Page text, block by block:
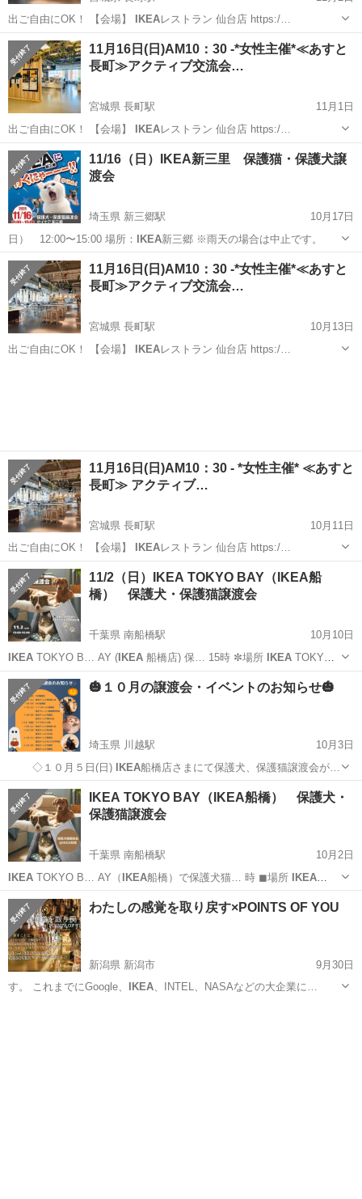
出ご自由にOK！ 【会場】
IKEAレストラン 仙台店 https:/…
宮城 仙台市 長町駅 その他
11月16日(日)AM10：30 -*女性主催*≪あすと
長町≫アクティブ交流会…
宮城県 長町駅
11月1日
出ご自由にOK！ 【会場】
IKEAレストラン 仙台店 https:/…
宮城 仙台市 長町駅 あすと長町
11/16（日）IKEA新三里 保護猫・保護犬譲
渡会
埼玉県 新三郷駅
10月17日
日） 12:00〜15:00 場所： IKEA新三郷 ※雨天の場合は中止です。
埼玉 三郷市 新三郷駅
11月16日(日)AM10：30 -*女性主催*≪あすと
長町≫アクティブ交流会…
宮城県 長町駅
10月13日
出ご自由にOK！ 【会場】 IKEAレストラン 仙台店 https:/…
11月16日(日)AM10：30 - *女性主催* ≪あすと
長町≫ アクティブ…
宮城県 長町駅
10月11日
出ご自由にOK！ 【会場】
IKEAレストラン 仙台店 https:/…
宮城 仙台市 長町駅 その他 あすと長町
11/2（日）IKEA TOKYO BAY（IKEA船
橋） 保護犬・保護猫譲渡会
千葉県 南船橋駅
10月10日
IKEATOKYO B… AY (IKEA 船橋店) 保… 15時 ✼場所 IKEATOKYO
B… AY (IKEA船橋店) 千葉…
千葉 船橋市 南船橋駅 その他
🎃１０月の譲渡会・イベントのお知らせ🎃
埼玉県 川越駅
10月3日
◇１０月５日(日)
IKEA船橋店さまにて保護犬、保護猫譲渡会が…
埼玉 川越市
IKEA TOKYO BAY（IKEA船橋） 保護犬・
保護猫譲渡会
千葉県 南船橋駅
10月2日
IKEATOKYO B… AY（ IKEA 船橋）で保護犬猫… 時 ◼︎場所 IKEA
TOKYO B… AY（IKEA船橋） 千葉県船…
千葉 船橋市 南船橋駅 その他 IKEA
わたしの感覚を取り戻す×POINTS OF YOU
新潟県 新潟市
9月30日
す。 これまでにGoogle、
IKEA、INTEL、NASAなどの大企業に…